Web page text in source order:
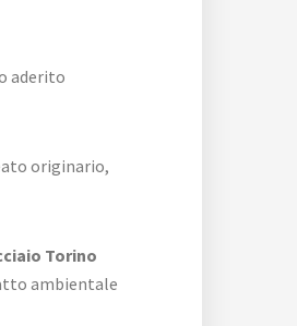
aderito
originario,
Torino
ambientale